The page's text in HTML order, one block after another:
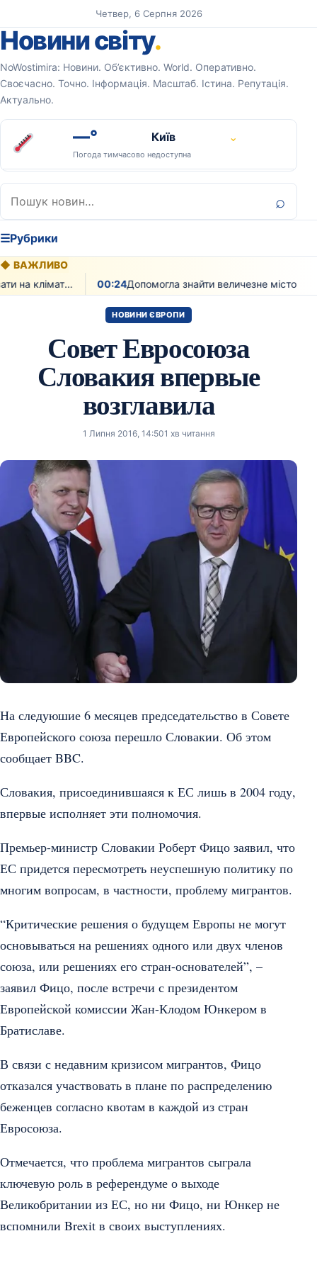
Перейти до вмістуЧетвер, 6 Серпня 2026
Новини світу.
NoWostimira: Новини. Об’єктивно. World. Оперативно.
Своєчасно. Точно. Інформація. Масштаб. Істина. Репутація.
Актуально.
—° Київ ⌄
Погода тимчасово недоступна
⌕
☰Рубрики
◆ ВАЖЛИВО
Як рослинність може впливати на клімат екзопланет доводять вчені
00:24
НОВИНИ ЄВРОПИ
Совет Евросоюза
Словакия впервые
возглавила
1 Липня 2016, 14:501 хв читання
На следуюшие 6 месяцев председательство в Совете
Европейского союза перешло Словакии. Об этом
сообщает BBC.
Словакия, присоединившаяся к ЕС лишь в 2004 году,
впервые исполняет эти полномочия.
Премьер-министр Словакии Роберт Фицо заявил, что
ЕС придется пересмотреть неуспешную политику по
многим вопросам, в частности, проблему мигрантов.
“Критические решения о будущем Европы не могут
основываться на решениях одного или двух членов
союза, или решениях его стран-основателей”, –
заявил Фицо, после встречи с президентом
Европейской комиссии Жан-Клодом Юнкером в
Братиславе.
В связи с недавним кризисом мигрантов, Фицо
отказался участвовать в плане по распределению
беженцев согласно квотам в каждой из стран
Евросоюза.
Отмечается, что проблема мигрантов сыграла
ключевую роль в референдуме о выходе
Великобритании из ЕС, но ни Фицо, ни Юнкер не
вспомнили Brexit в своих выступлениях.